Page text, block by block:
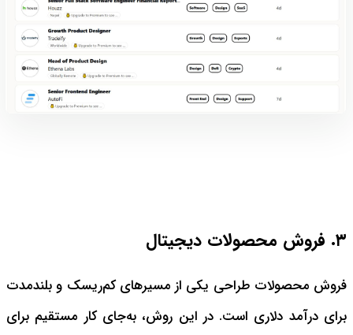
۳. فروش محصولات دیجیتال
فروش محصولات طراحی یکی از مسیرهای کم‌ریسک و بلندمدت
برای درآمد دلاری است. در این روش، به‌جای کار مستقیم برای